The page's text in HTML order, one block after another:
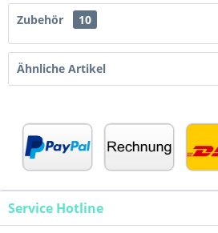
Zubehör 10
Ähnliche Artikel
Service Hotline